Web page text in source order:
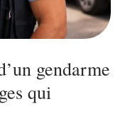
gendarme
qui